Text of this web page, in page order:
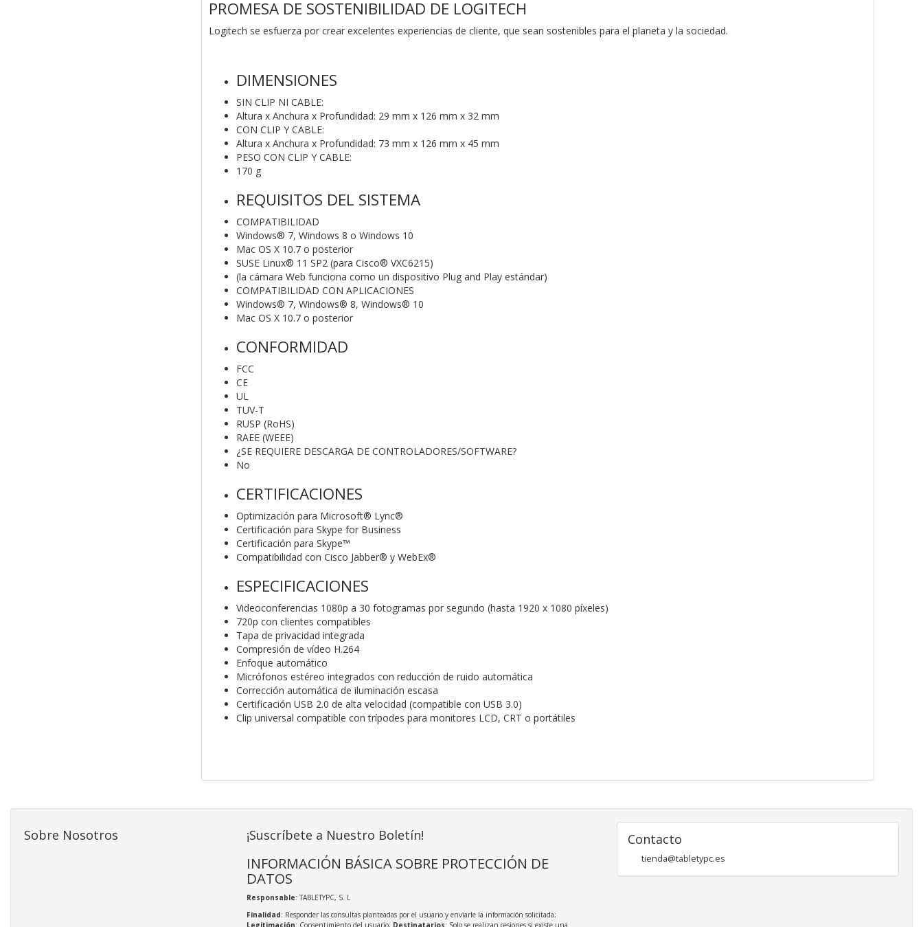
PROMESA DE SOSTENIBILIDAD DE LOGITECH
Logitech se esfuerza por crear excelentes experiencias de cliente, que sean sostenibles para el planeta y la sociedad.
DIMENSIONES
SIN CLIP NI CABLE:
Altura x Anchura x Profundidad: 29 mm x 126 mm x 32 mm
CON CLIP Y CABLE:
Altura x Anchura x Profundidad: 73 mm x 126 mm x 45 mm
PESO CON CLIP Y CABLE:
170 g
REQUISITOS DEL SISTEMA
COMPATIBILIDAD
Windows® 7, Windows 8 o Windows 10
Mac OS X 10.7 o posterior
SUSE Linux® 11 SP2 (para Cisco® VXC6215)
(la cámara Web funciona como un dispositivo Plug and Play estándar)
COMPATIBILIDAD CON APLICACIONES
Windows® 7, Windows® 8, Windows® 10
Mac OS X 10.7 o posterior
CONFORMIDAD
FCC
CE
UL
TUV-T
RUSP (RoHS)
RAEE (WEEE)
¿SE REQUIERE DESCARGA DE CONTROLADORES/SOFTWARE?
No
CERTIFICACIONES
Optimización para Microsoft® Lync®
Certificación para Skype for Business
Certificación para Skype™
Compatibilidad con Cisco Jabber® y WebEx®
ESPECIFICACIONES
Videoconferencias 1080p a 30 fotogramas por segundo (hasta 1920 x 1080 píxeles)
720p con clientes compatibles
Tapa de privacidad integrada
Compresión de vídeo H.264
Enfoque automático
Micrófonos estéreo integrados con reducción de ruido automática
Corrección automática de iluminación escasa
Certificación USB 2.0 de alta velocidad (compatible con USB 3.0)
Clip universal compatible con trípodes para monitores LCD, CRT o portátiles
Sobre Nosotros ¡Suscríbete a Nuestro Boletín!
INFORMACIÓN BÁSICA SOBRE PROTECCIÓN DE
DATOS
Responsable: TABLETYPC, S. L
Finalidad: Responder las consultas planteadas por el usuario y enviarle la información solicitada;
Contacto
tienda@tabletypc.es